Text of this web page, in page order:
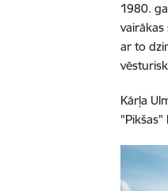
1980.
ar to
Kārļa
"Pikšas"